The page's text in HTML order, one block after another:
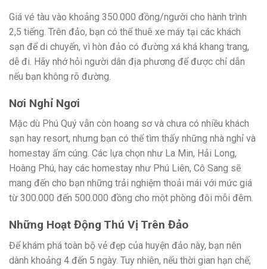
Giá vé tàu vào khoảng 350.000 đồng/người cho hành trình
2,5 tiếng. Trên đảo, bạn có thể thuê xe máy tại các khách
sạn để di chuyển, vì hòn đảo có đường xá khá khang trang,
dễ đi. Hãy nhớ hỏi người dân địa phương để được chỉ dẫn
nếu bạn không rõ đường.
Nơi Nghỉ Ngơi
Mặc dù Phú Quý vẫn còn hoang sơ và chưa có nhiều khách
sạn hay resort, nhưng bạn có thể tìm thấy những nhà nghỉ và
homestay ấm cúng. Các lựa chọn như La Min, Hải Long,
Hoàng Phú, hay các homestay như Phú Liên, Cô Sang sẽ
mang đến cho bạn những trải nghiệm thoải mái với mức giá
từ 300.000 đến 500.000 đồng cho một phòng đôi mỗi đêm.
Những Hoạt Động Thú Vị Trên Đảo
Để khám phá toàn bộ vẻ đẹp của huyện đảo này, bạn nên
dành khoảng 4 đến 5 ngày. Tuy nhiên, nếu thời gian hạn chế,